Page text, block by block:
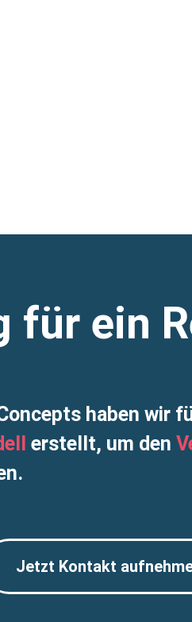
für ein
haben wir
erstellt, um den
Jetzt Kontakt